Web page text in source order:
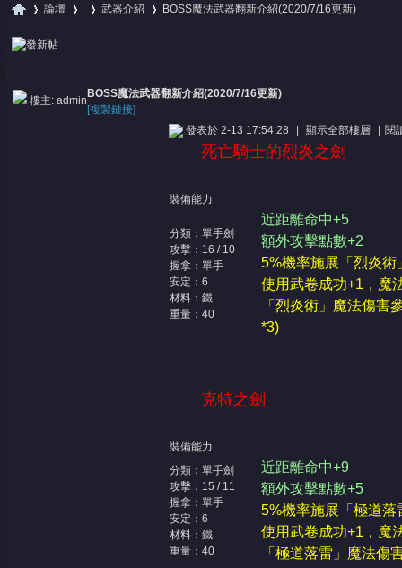
論壇 武器介紹
›
BOSS魔法武器翻新介紹(2020/7/16更新)
樓主: admin
BOSS魔法武器翻新介紹(2020/7/16更新)
[複製鏈接]
發表於 2-13 17:54:28 顯示全部樓層 閱
死亡騎士的烈炎之劍
裝備能力
分類：單手劍
攻擊：16 / 10
握拿：單手
安定：6
材料：鐵
重量：40
近距離命中+5
額外攻擊點數+2
5%機率施展「烈炎術
使用武卷成功+1，魔
「烈炎術」魔法傷害
*3)
克特之劍
裝備能力
分類：單手劍
攻擊：15 / 11
握拿：單手
安定：6
材料：鐵
重量：40
近距離命中+9
額外攻擊點數+5
5%機率施展「極道落
使用武卷成功+1，魔
「極道落雷」魔法傷